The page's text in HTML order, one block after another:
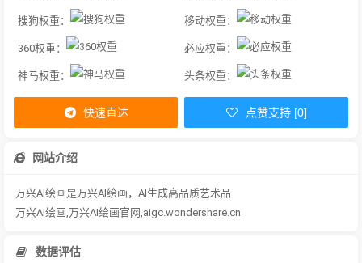
搜狗权重： 移动权重：
360权重： 必应权重：
神马权重： 头条权重：
快速直达 点赞支持 [0]
网站介绍
万兴AI绘画是万兴AI绘画，AI生成高品质艺术品
万兴AI绘画,万兴AI绘画官网,aigc.wondershare.cn
数据评估